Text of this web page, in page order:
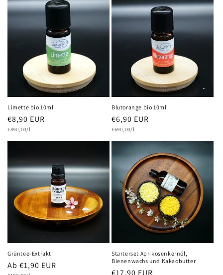
Limette bio 10ml
Normaler
Preis
€8,90 EUR
Grundpreis
€890,00/l
Blutorange bio 10ml
Normaler
Preis
€6,90 EUR
Grundpreis
€690,00/l
Grüntee-Extrakt
Normaler
Ab €1,90 EUR
Starterset Aprikosenkernöl,
Bienenwachs und Kakaobutter
Normaler
€17,90 EUR